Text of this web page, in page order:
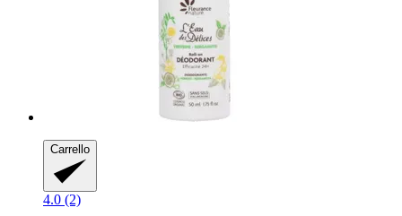
Carrello
4.0 (2)